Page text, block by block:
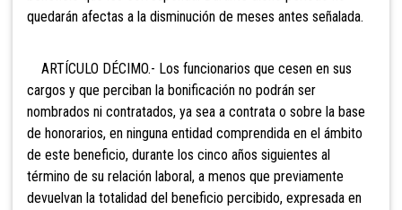
quedarán afectas a la disminución de meses antes señalada.
ARTÍCULO DÉCIMO.- Los funcionarios que cesen en sus
cargos y que perciban la bonificación no podrán ser
nombrados ni contratados, ya sea a contrata o sobre la base
de honorarios, en ninguna entidad comprendida en el ámbito
de este beneficio, durante los cinco años siguientes al
término de su relación laboral, a menos que previamente
devuelvan la totalidad del beneficio percibido, expresada en